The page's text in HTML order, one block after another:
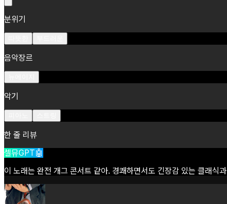
분위기
음악장르
악기
한 줄 리뷰
셀뮤GPT🤖
이 노래는 완전 개그 콘서트 같아. 경쾌하면서도 긴장감 있는 클래식과